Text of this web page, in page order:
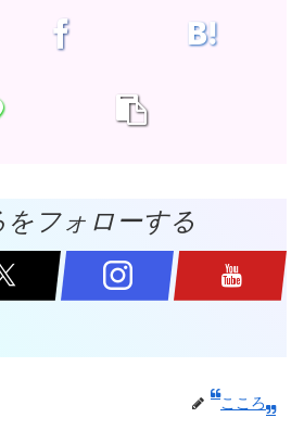
をフォローする
こころ